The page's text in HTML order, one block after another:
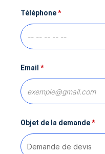
Téléphone*
Email *
Objet de la demande*